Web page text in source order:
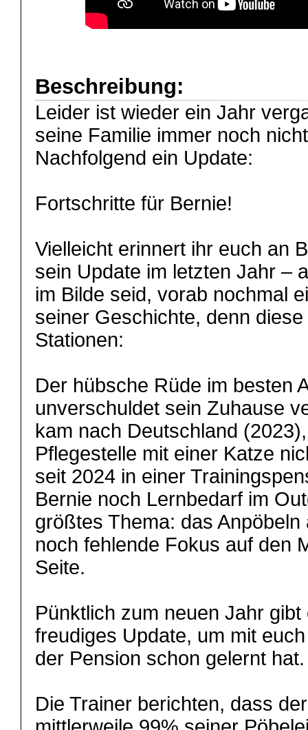
Beschreibung:
Leider ist wieder ein Jahr
seine Familie immer noch
Nachfolgend ein Update:
Fortschritte für Bernie!
Vielleicht erinnert ihr euch an
sein Update im letzten Jahr –
im Bilde seid, vorab nochmal
seiner Geschichte, denn
Stationen:
Der hübsche Rüde im besten
unverschuldet sein Zuhause
kam nach Deutschland
Pflegestelle mit einer Katze
seit 2024 in einer
Bernie noch Lernbedarf im
größtes Thema: das
noch fehlende Fokus auf den
Seite.
Pünktlich zum neuen Jahr
freudiges Update, um mit
der Pension schon gelernt hat.
Die Trainer berichten, dass